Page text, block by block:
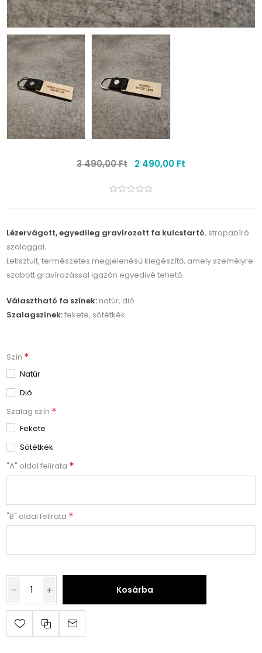
3 490,00 Ft 2 490,00 Ft
Lézervágott, egyedileg gravírozott fa kulcstartó, strapabíró
szalaggal.
Letisztult, természetes megjelenésű kiegészítő, amely személyre
szabott gravírozással igazán egyedivé tehető.
Választható fa színek: natúr, dió
Szalagszínek:fekete, sötétkék
Szín *
Natúr
Dió
Szalag szín *
Fekete
Sötétkék
"A" oldal felirata *
"B" oldal felirata *
Kosárba